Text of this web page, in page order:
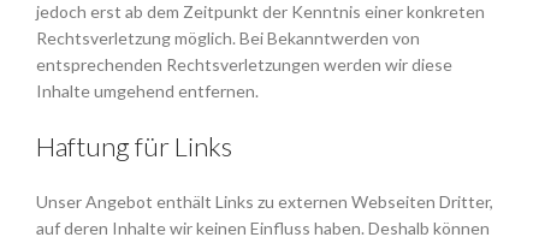
jedoch erst ab dem Zeitpunkt der Kenntnis einer konkreten
Rechtsverletzung möglich. Bei Bekanntwerden von
entsprechenden Rechtsverletzungen werden wir diese
Inhalte umgehend entfernen.
Haftung für Links
Unser Angebot enthält Links zu externen Webseiten Dritter,
auf deren Inhalte wir keinen Einfluss haben. Deshalb können